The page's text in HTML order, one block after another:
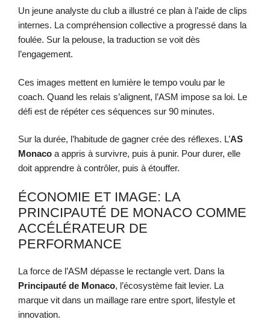
Un jeune analyste du club a illustré ce plan à l’aide de clips
internes. La compréhension collective a progressé dans la
foulée. Sur la pelouse, la traduction se voit dès
l’engagement.
Ces images mettent en lumière le tempo voulu par le
coach. Quand les relais s’alignent, l’ASM impose sa loi. Le
défi est de répéter ces séquences sur 90 minutes.
Sur la durée, l’habitude de gagner crée des réflexes. L’AS
Monaco a appris à survivre, puis à punir. Pour durer, elle
doit apprendre à contrôler, puis à étouffer.
ÉCONOMIE ET IMAGE: LA
PRINCIPAUTÉ DE MONACO COMME
ACCÉLÉRATEUR DE
PERFORMANCE
La force de l’ASM dépasse le rectangle vert. Dans la
Principauté de Monaco, l’écosystème fait levier. La
marque vit dans un maillage rare entre sport, lifestyle et
innovation.